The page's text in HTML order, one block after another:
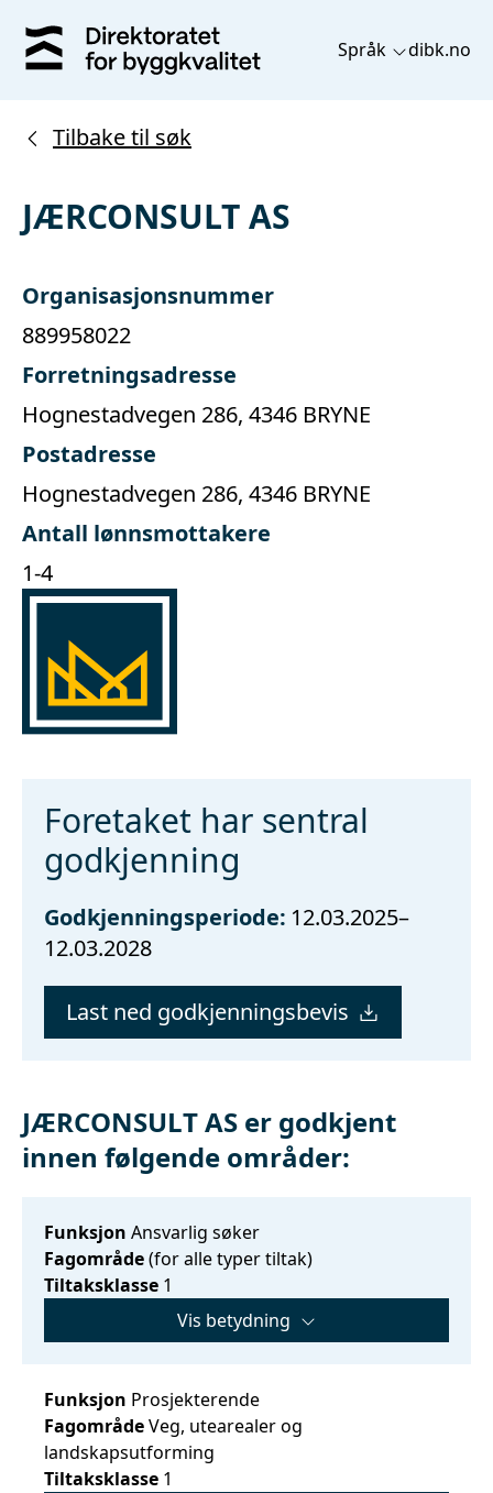
Språk dibk.no
Tilbake til søk
JÆRCONSULT AS
Organisasjonsnummer
889958022
Forretningsadresse
Hognestadvegen 286, 4346 BRYNE
Postadresse
Hognestadvegen 286, 4346 BRYNE
Antall lønnsmottakere
1-4
Foretaket har sentral
godkjenning
Godkjenningsperiode: 12.03.2025–
12.03.2028
Last ned godkjenningsbevis
JÆRCONSULT AS er godkjent
innen følgende områder:
Funksjon Ansvarlig søker
Fagområde(for alle typer tiltak)
Tiltaksklasse 1
Vis betydning
Funksjon Prosjekterende
FagområdeVeg, utearealer og
landskapsutforming
Tiltaksklasse 1